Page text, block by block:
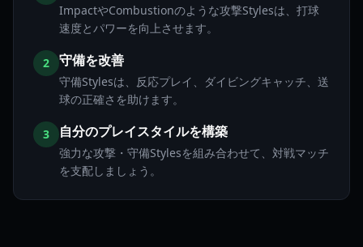
ImpactやCombustionのような攻撃Stylesは、打球
速度とパワーを向上させます。
2 守備を改善
守備Stylesは、反応プレイ、ダイビングキャッチ、送
球の正確さを助けます。
3 自分のプレイスタイルを構築
強力な攻撃・守備Stylesを組み合わせて、対戦マッチ
を支配しましょう。